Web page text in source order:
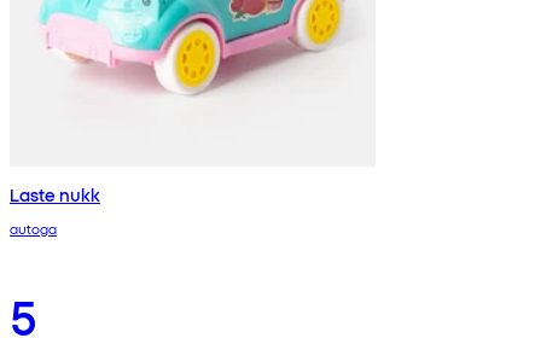
Laste nukk
autoga
5